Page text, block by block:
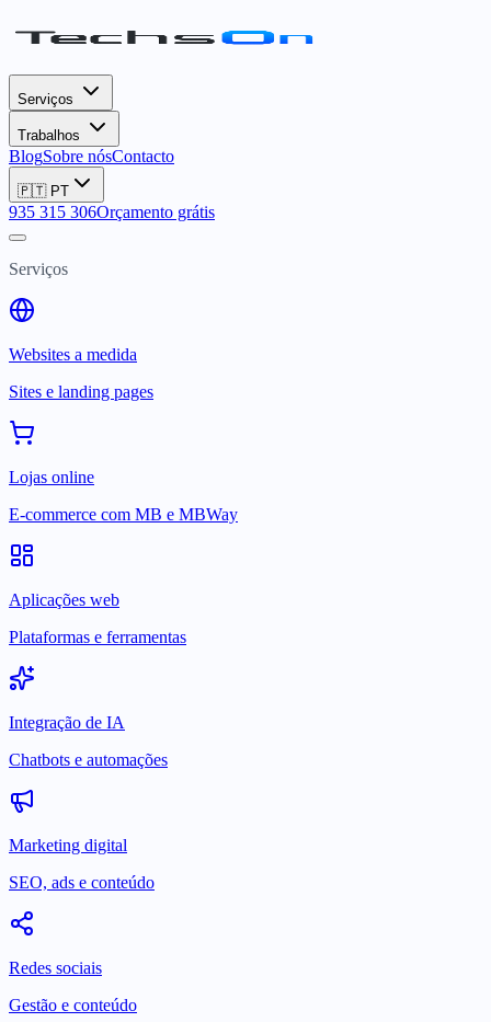
Serviços
Trabalhos
BlogSobre nósContacto
🇵🇹 PT
935 315 306Orçamento grátis
Serviços
Websites a medida
Sites e landing pages
Lojas online
E-commerce com MB e MBWay
Aplicações web
Plataformas e ferramentas
Integração de IA
Chatbots e automações
Marketing digital
SEO, ads e conteúdo
Redes sociais
Gestão e conteúdo